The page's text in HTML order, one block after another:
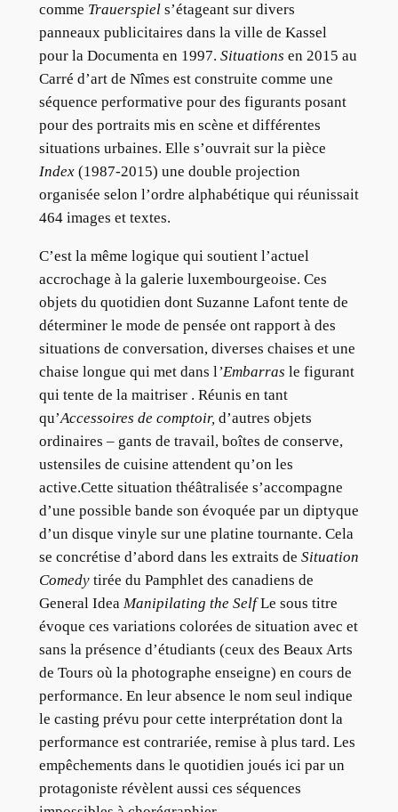
comme Trauerspiels’étageant sur divers
panneaux publicitaires dans la ville de Kassel
pour la Documenta en 1997. Situations en 2015 au
Carré d’art de Nîmes est construite comme une
séquence performative pour des figurants posant
pour des portraits mis en scène et différentes
situations urbaines. Elle s’ouvrait sur la pièce
Index(1987-2015) une double projection
organisée selon l’ordre alphabétique qui réunissait
464 images et textes.
C’est la même logique qui soutient l’actuel
accrochage à la galerie luxembourgeoise. Ces
objets du quotidien dont Suzanne Lafont tente de
déterminer le mode de pensée ont rapport à des
situations de conversation, diverses chaises et une
chaise longue qui met dans l’Embarras le figurant
qui tente de la maitriser . Réunis en tant
qu’Accessoires de comptoir, d’autres objets
ordinaires – gants de travail, boîtes de conserve,
ustensiles de cuisine attendent qu’on les
active.Cette situation théâtralisée s’accompagne
d’une possible bande son évoquée par un diptyque
d’un disque vinyle sur une platine tournante. Cela
se concrétise d’abord dans les extraits de Situation
Comedytirée du Pamphlet des canadiens de
General Idea Manipilating the SelfLe sous titre
évoque ces variations colorées de situation avec et
sans la présence d’étudiants (ceux des Beaux Arts
de Tours où la photographe enseigne) en cours de
performance. En leur absence le nom seul indique
le casting prévu pour cette interprétation dont la
performance est contrariée, remise à plus tard. Les
empêchements dans le quotidien joués ici par un
protagoniste révèlent aussi ces séquences